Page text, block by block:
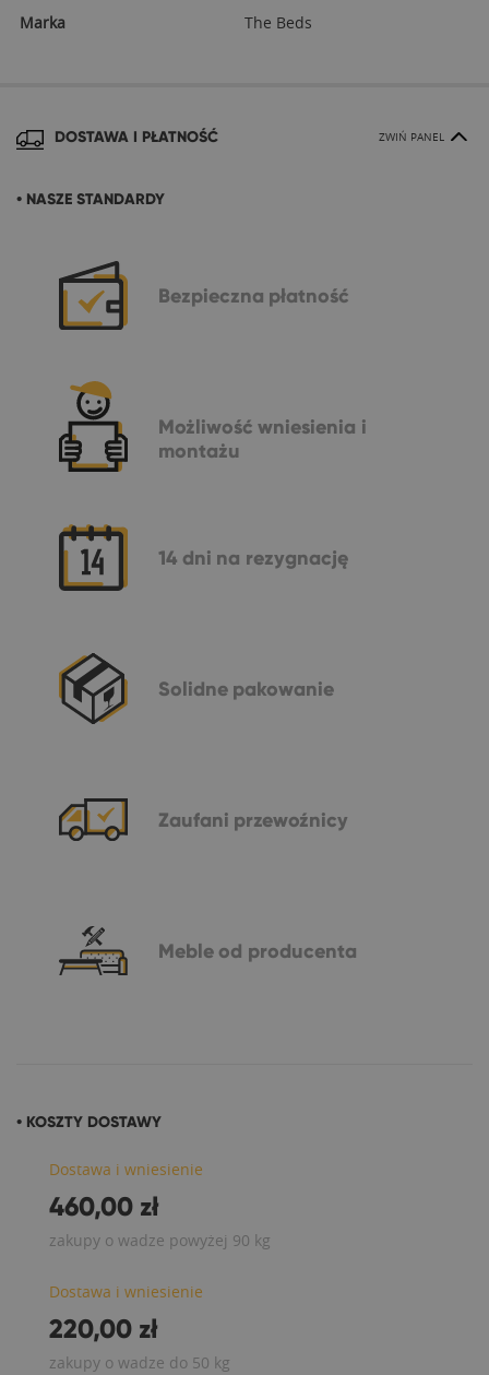
Marka
The Beds
DOSTAWA I PŁATNOŚĆ ZWIŃ PANEL
• NASZE STANDARDY
Bezpieczna płatność
Możliwość wniesienia i
montażu
14 dni na rezygnację
Solidne pakowanie
Zaufani przewoźnicy
Meble od producenta
• KOSZTY DOSTAWY
Dostawa i wniesienie
460,00 zł
zakupy o wadze powyżej 90 kg
Dostawa i wniesienie
220,00 zł
zakupy o wadze do 50 kg